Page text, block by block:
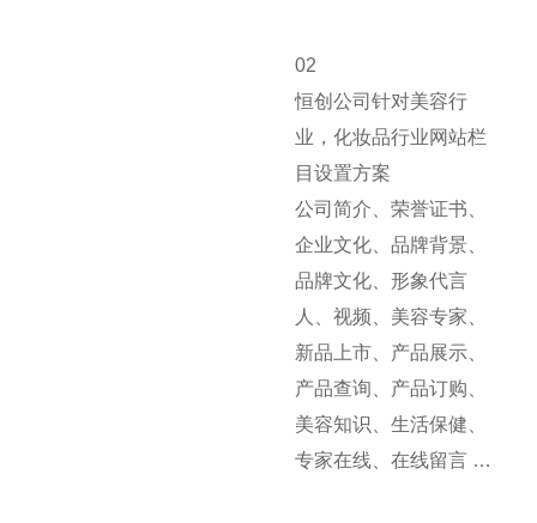
02
恒创公司针对美容行
业，化妆品行业网站栏
目设置方案
公司简介、荣誉证书、
企业文化、品牌背景、
品牌文化、形象代言
人、视频、美容专家、
新品上市、产品展示、
产品查询、产品订购、
美容知识、生活保健、
专家在线、在线留言 …